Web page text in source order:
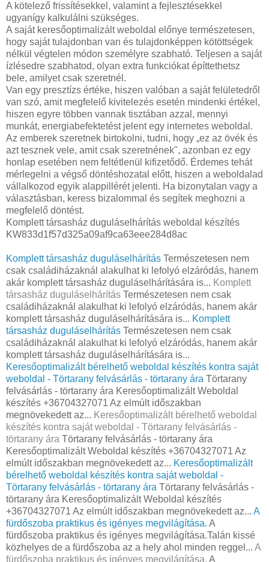
A kötelező frissítésekkel, valamint a fejlesztésekkel
ugyanígy kalkulálni szükséges.
A saját keresőoptimalizált weboldal előnye természetesen,
hogy saját tulajdonban van és tulajdonképpen kötöttségek
nélkül végtelen módon személyre szabható. Teljesen a saját
ízlésedre szabhatod, olyan extra funkciókat építtethetsz
bele, amilyet csak szeretnél.
Van egy presztízs értéke, hiszen valóban a saját felületedről
van szó, amit megfelelő kivitelezés esetén mindenki értékel,
hiszen egyre többen vannak tisztában azzal, mennyi
munkát, energiabefektetést jelent egy internetes weboldal.
Az emberek szeretnek birtokolni, tudni, hogy „ez az övék és
azt tesznek vele, amit csak szeretnének", azonban ez egy
honlap esetében nem feltétlenül kifizetődő. Érdemes tehát
mérlegelni a végső döntéshozatal előtt, hiszen a weboldalad
vállalkozod egyik alappillérét jelenti. Ha bizonytalan vagy a
választásban, keress bizalommal és segítek meghozni a
megfelelő döntést.
Komplett társasház duguláselhárítás weboldal készítés
KW833d1f57d325a09af9ca63eee284d8ac
Komplett társasház duguláselhárítás Természetesen nem
csak családiházaknál alakulhat ki lefolyó elzáródás, hanem
akár komplett társasház duguláselhárítására is... Komplett
társasház duguláselhárítás Természetesen nem csak
családiházaknál alakulhat ki lefolyó elzáródás, hanem akár
komplett társasház duguláselhárítására is... Komplett
társasház duguláselhárítás Természetesen nem csak
családiházaknál alakulhat ki lefolyó elzáródás, hanem akár
komplett társasház duguláselhárítására is...
Keresőoptimalizált bérelhető weboldal készítés kontra saját
weboldal - Törtarany felvásárlás - törtarany ára Törtarany
felvásárlás - törtarany ára Keresőoptimalizált Weboldal
készítés +36704327071 Az elmúlt időszakban
megnövekedett az... Keresőoptimalizált bérelhető weboldal
készítés kontra saját weboldal - Törtarany felvásárlás -
törtarany ára Törtarany felvásárlás - törtarany ára
Keresőoptimalizált Weboldal készítés +36704327071 Az
elmúlt időszakban megnövekedett az... Keresőoptimalizált
bérelhető weboldal készítés kontra saját weboldal -
Törtarany felvásárlás - törtarany ára Törtarany felvásárlás -
törtarany ára Keresőoptimalizált Weboldal készítés
+36704327071 Az elmúlt időszakban megnövekedett az... A
fürdőszoba praktikus és igényes megvilágítása. A
fürdőszoba praktikus és igényes megvilágítása.Talán kissé
közhelyes de a fürdőszoba az a hely ahol minden reggel... A
fürdőszoba praktikus és igényes megvilágítása. A